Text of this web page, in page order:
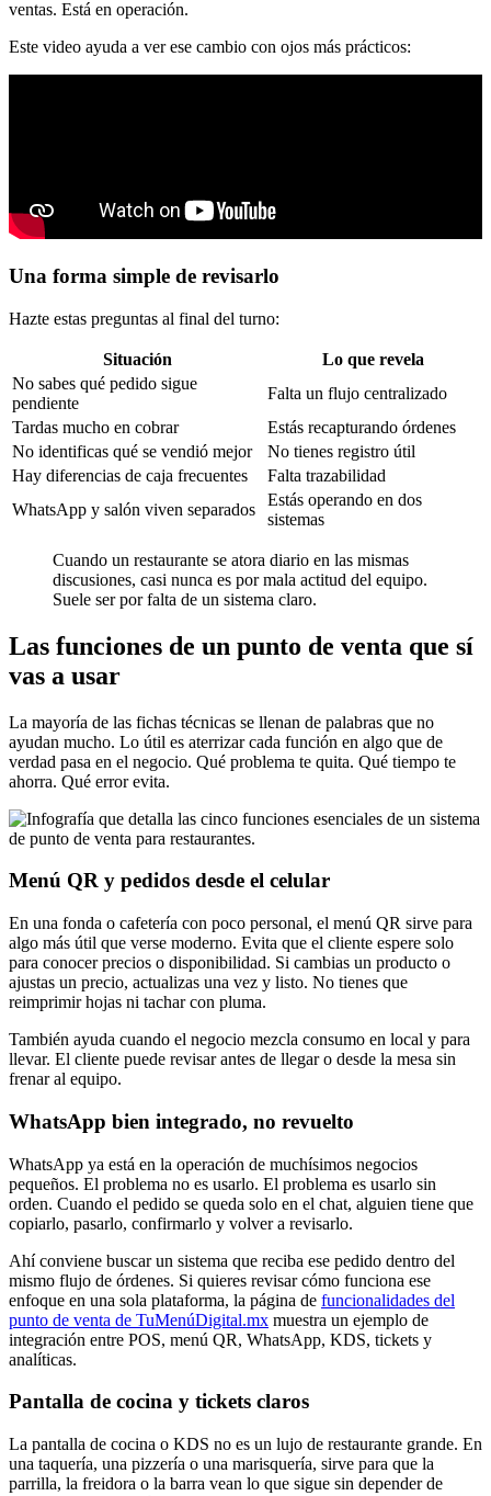
ventas. Está en operación.
Este video ayuda a ver ese cambio con ojos más prácticos:
Una forma simple de revisarlo
Hazte estas preguntas al final del turno:
Situación
Lo que revela
No sabes qué pedido sigue
pendiente
Falta un flujo centralizado
Tardas mucho en cobrar
Estás recapturando órdenes
No identificas qué se vendió mejor
No tienes registro útil
Hay diferencias de caja frecuentes
Falta trazabilidad
WhatsApp y salón viven separados
Estás operando en dos
sistemas
Cuando un restaurante se atora diario en las mismas
discusiones, casi nunca es por mala actitud del equipo.
Suele ser por falta de un sistema claro.
Las funciones de un punto de venta que sí
vas a usar
La mayoría de las fichas técnicas se llenan de palabras que no
ayudan mucho. Lo útil es aterrizar cada función en algo que de
verdad pasa en el negocio. Qué problema te quita. Qué tiempo te
ahorra. Qué error evita.
Menú QR y pedidos desde el celular
En una fonda o cafetería con poco personal, el menú QR sirve para
algo más útil que verse moderno. Evita que el cliente espere solo
para conocer precios o disponibilidad. Si cambias un producto o
ajustas un precio, actualizas una vez y listo. No tienes que
reimprimir hojas ni tachar con pluma.
También ayuda cuando el negocio mezcla consumo en local y para
llevar. El cliente puede revisar antes de llegar o desde la mesa sin
frenar al equipo.
WhatsApp bien integrado, no revuelto
WhatsApp ya está en la operación de muchísimos negocios
pequeños. El problema no es usarlo. El problema es usarlo sin
orden. Cuando el pedido se queda solo en el chat, alguien tiene que
copiarlo, pasarlo, confirmarlo y volver a revisarlo.
Ahí conviene buscar un sistema que reciba ese pedido dentro del
mismo flujo de órdenes. Si quieres revisar cómo funciona ese
enfoque en una sola plataforma, la página de funcionalidades del
punto de venta de TuMenúDigital.mx muestra un ejemplo de
integración entre POS, menú QR, WhatsApp, KDS, tickets y
analíticas.
Pantalla de cocina y tickets claros
La pantalla de cocina o KDS no es un lujo de restaurante grande. En
una taquería, una pizzería o una marisquería, sirve para que la
parrilla, la freidora o la barra vean lo que sigue sin depender de